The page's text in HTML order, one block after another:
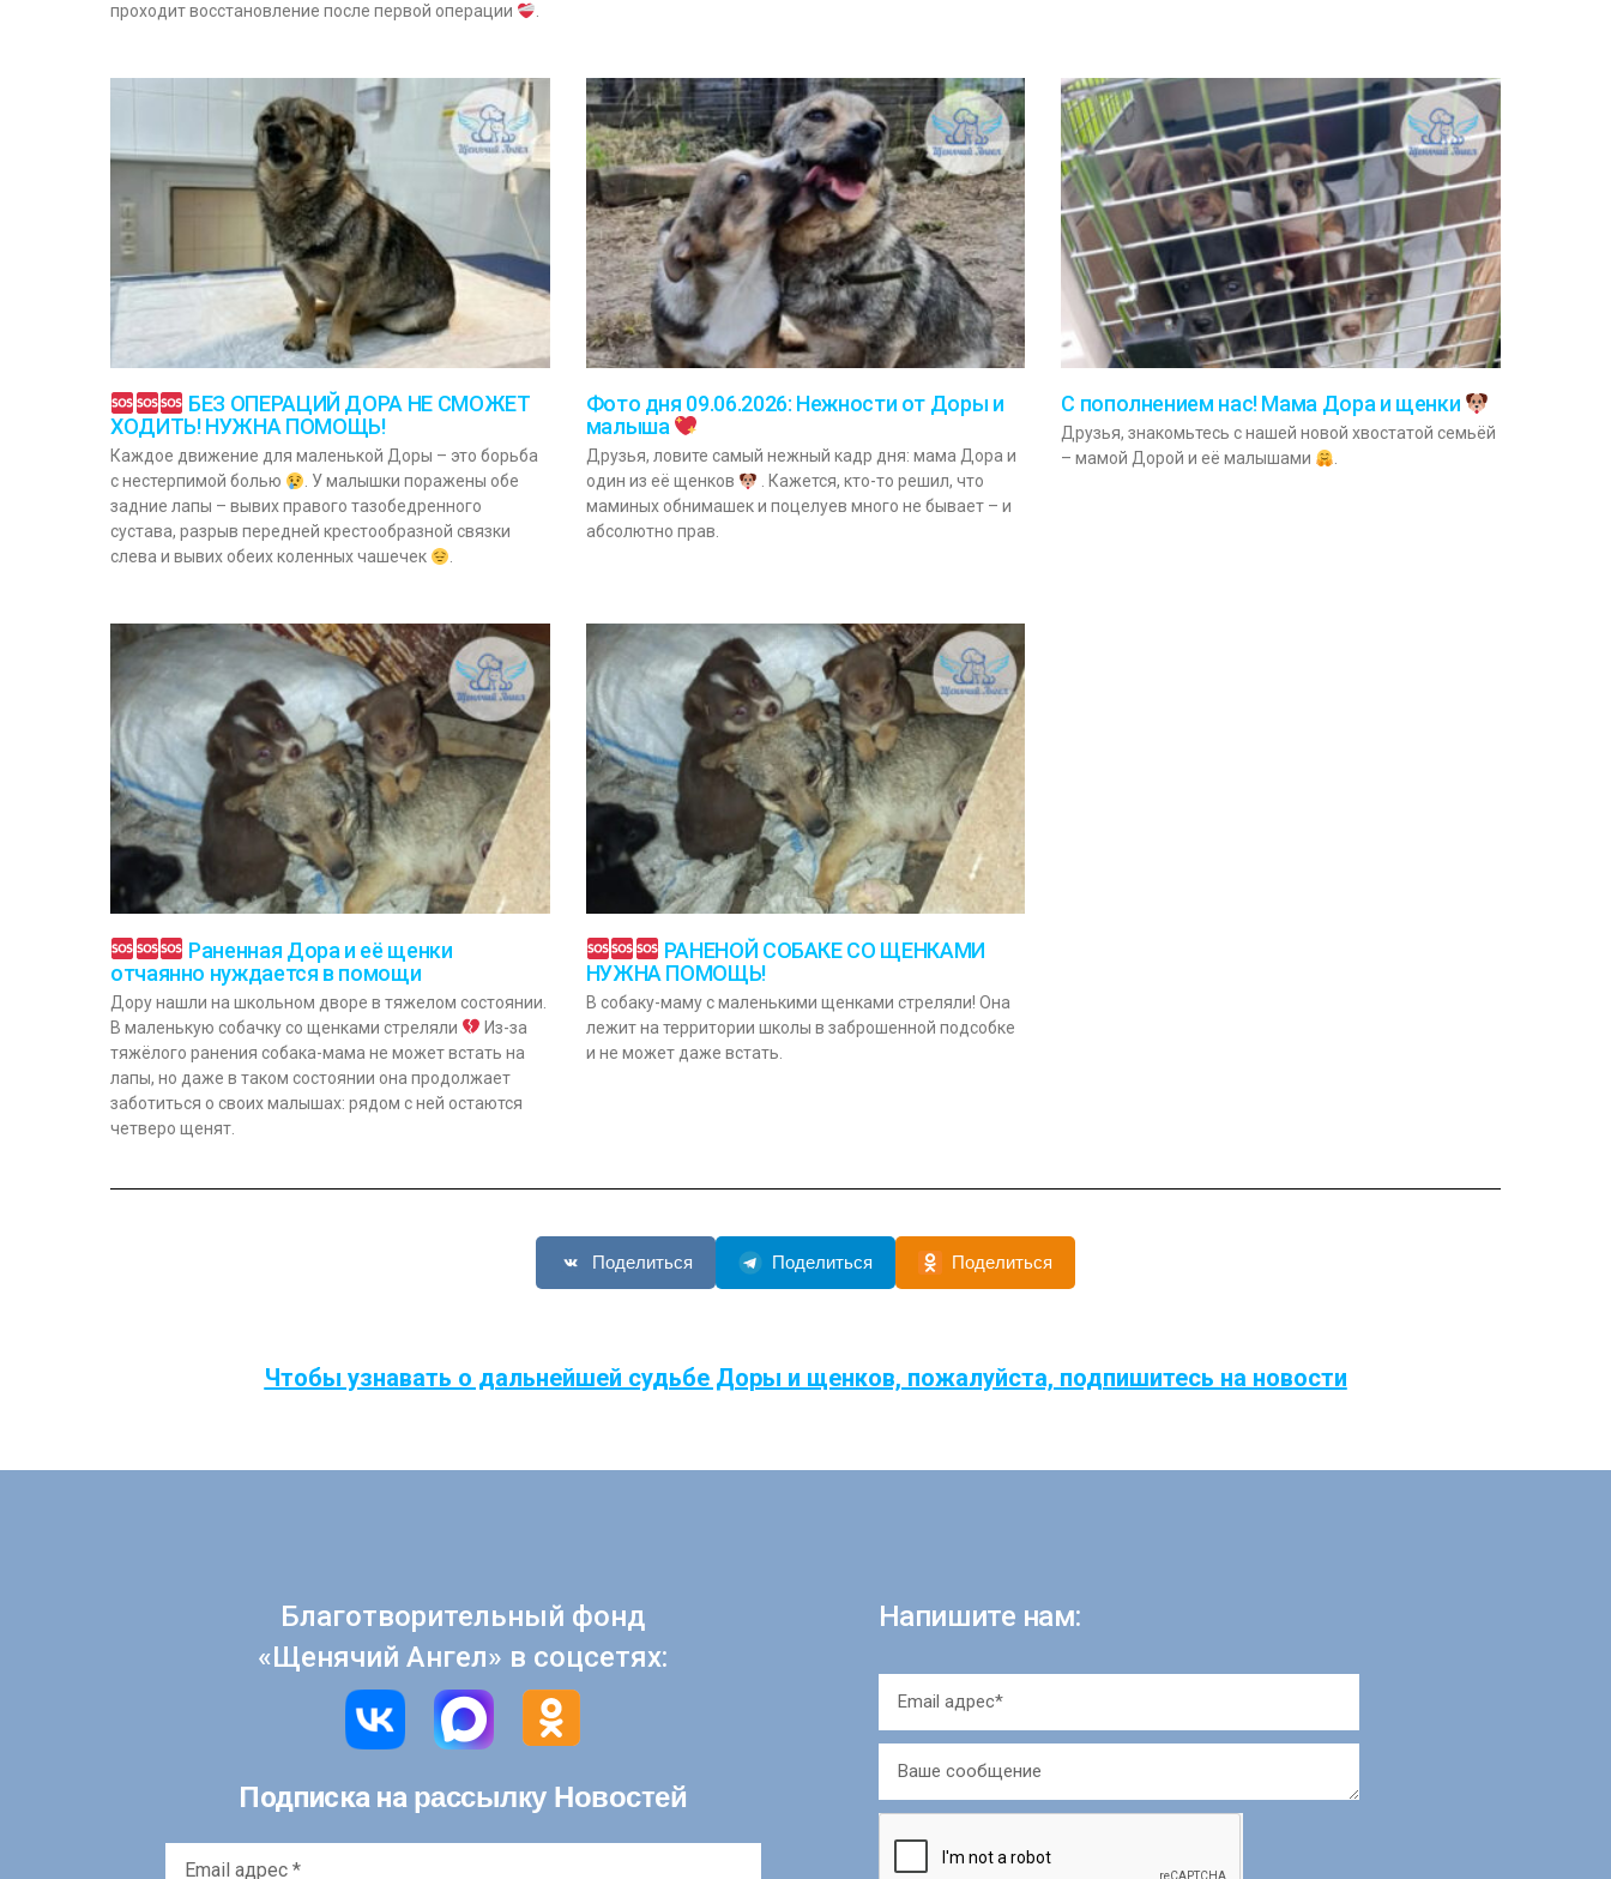
проходит восстановление после первой операции
БЕЗ ОПЕРАЦИЙ ДОРА НЕ СМОЖЕТ
ХОДИТЬ! НУЖНА ПОМОЩЬ!
Каждое движение для маленькой Доры – это борьба
с нестерпимой болью
. У малышки поражены обе
задние лапы – вывих правого тазобедренного
сустава, разрыв передней крестообразной связки
слева и вывих обеих коленных чашечек
.
Фото дня 09.06.2026: Нежности от Доры и
малыша
Друзья, ловите самый нежный кадр дня: мама Дора и
один из её щенков
. Кажется, кто-то решил, что
маминых обнимашек и поцелуев много не бывает – и
абсолютно прав.
С пополнением нас! Мама Дора и щенки
Друзья, знакомьтесь с нашей новой хвостатой семьёй
– мамой Дорой и её малышами
.
Раненная Дора и её щенки
отчаянно нуждается в помощи
Дору нашли на школьном дворе в тяжелом состоянии.
В маленькую собачку со щенками стреляли
Из-за
тяжёлого ранения собака-мама не может встать на
лапы, но даже в таком состоянии она продолжает
заботиться о своих малышах: рядом с ней остаются
четверо щенят.
РАНЕНОЙ СОБАКЕ СО ЩЕНКАМИ
НУЖНА ПОМОЩЬ!
В собаку-маму с маленькими щенками стреляли! Она
лежит на территории школы в заброшенной подсобке
и не может даже встать.
Поделиться Поделиться Поделиться
Чтобы узнавать о дальнейшей судьбе Доры и щенков, пожалуйста, подпишитесь на новости
Благотворительный фонд
«Щенячий Ангел» в соцсетях:
Подписка на рассылку Новостей
Напишите нам: